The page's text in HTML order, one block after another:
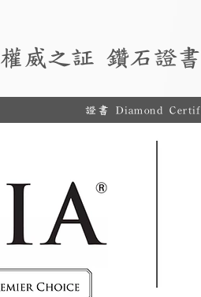
權威之証 鑽石證
證書 Diamond